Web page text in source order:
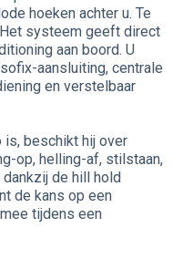
hoeken achter u. Te
systeem geeft direct
aan boord. U
aansluiting, centrale
en verstelbaar
is, beschikt hij over
op, helling-af, stilstaan,
de hill hold
de kans op een
tijdens een